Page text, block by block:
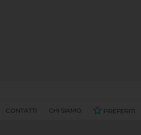
CONTATTI CHI SIAMO PREFERITI